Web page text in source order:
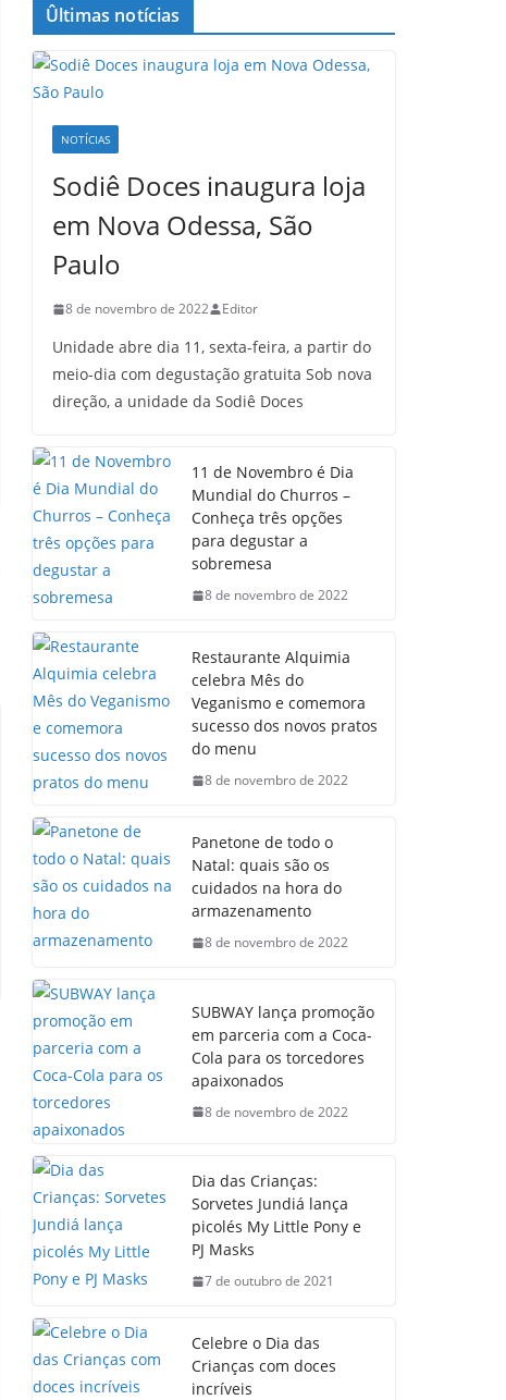
Ûltimas notícias
NOTÍCIAS
Sodiê Doces inaugura loja
em Nova Odessa, São
Paulo
8 de novembro de 2022 Editor
Unidade abre dia 11, sexta-feira, a partir do
meio-dia com degustação gratuita Sob nova
direção, a unidade da Sodiê Doces
11 de Novembro é Dia
Mundial do Churros –
Conheça três opções
para degustar a
sobremesa
8 de novembro de 2022
Restaurante Alquimia
celebra Mês do
Veganismo e comemora
sucesso dos novos pratos
do menu
8 de novembro de 2022
Panetone de todo o
Natal: quais são os
cuidados na hora do
armazenamento
8 de novembro de 2022
SUBWAY lança promoção
em parceria com a Coca-
Cola para os torcedores
apaixonados
8 de novembro de 2022
Dia das Crianças:
Sorvetes Jundiá lança
picolés My Little Pony e
PJ Masks
7 de outubro de 2021
Celebre o Dia das
Crianças com doces
incríveis